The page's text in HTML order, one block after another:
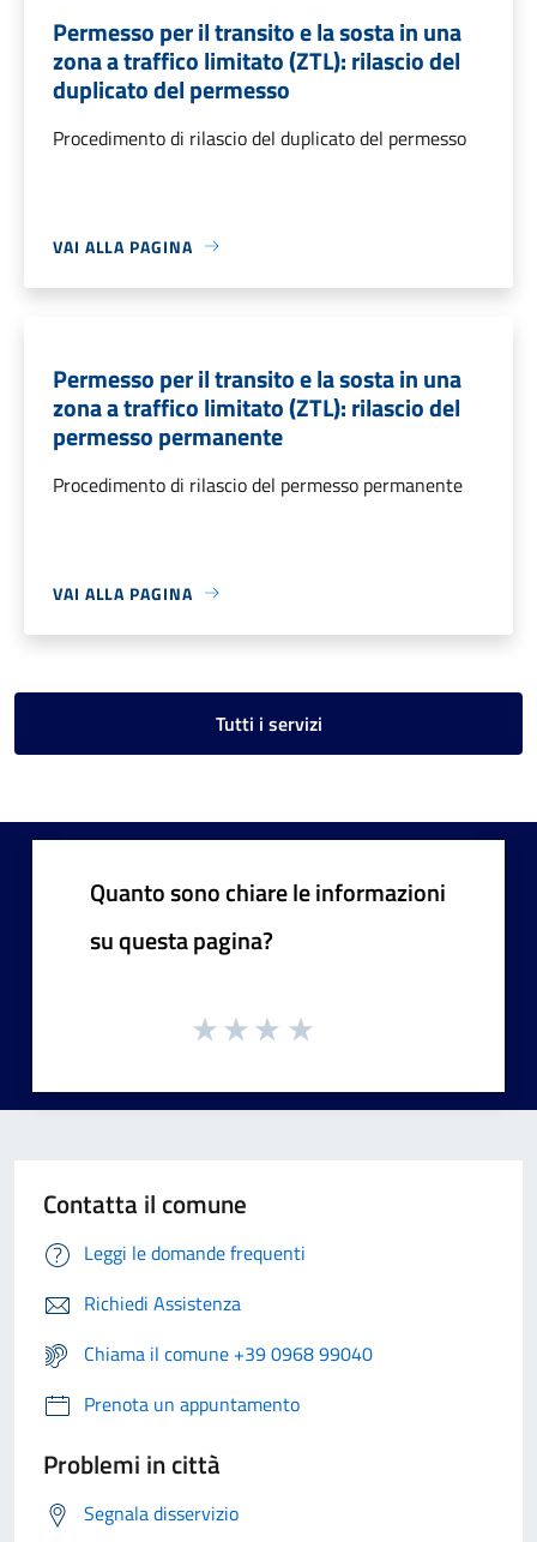
Permesso per il transito e la sosta in una
zona a traffico limitato (ZTL): rilascio del
duplicato del permesso
Procedimento di rilascio del duplicato del permesso
VAI ALLA PAGINA
Permesso per il transito e la sosta in una
zona a traffico limitato (ZTL): rilascio del
permesso permanente
Procedimento di rilascio del permesso permanente
VAI ALLA PAGINA
Tutti i servizi
Quanto sono chiare le informazioni
su questa pagina?
Contatta il comune
Leggi le domande frequenti
Richiedi Assistenza
Chiama il comune +39 0968 99040
Prenota un appuntamento
Problemi in città
Segnala disservizio